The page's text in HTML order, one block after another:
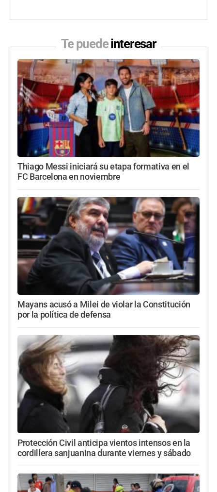
Te puedeinteresar
Thiago Messi iniciará su etapa formativa en el
FC Barcelona en noviembre
Mayans acusó a Milei de violar la Constitución
por la política de defensa
Protección Civil anticipa vientos intensos en la
cordillera sanjuanina durante viernes y sábado